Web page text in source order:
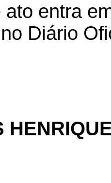
ato entra
Diário